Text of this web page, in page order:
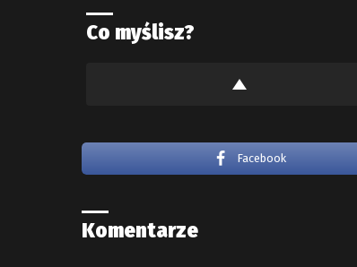
Co myślisz?
Facebook
Komentarze